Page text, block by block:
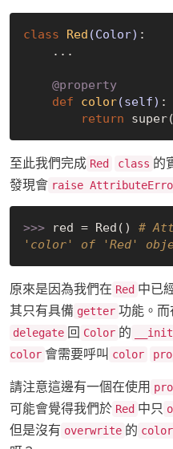
class Red (Color) :
    @property
def
color(self) :
return
至此我們完成 Red class 的
發現會 raise
>>> red = Red() #
'color' of 'Red'
原來是因為我們在 Red 中已
其只有具備 getter 功能。而
delegate 回 Color 的
color 會需要呼叫 color
請注意這邊有一個在使用
可能會覺得我們於 Red 中只
但是沒有 overwrite 的 color